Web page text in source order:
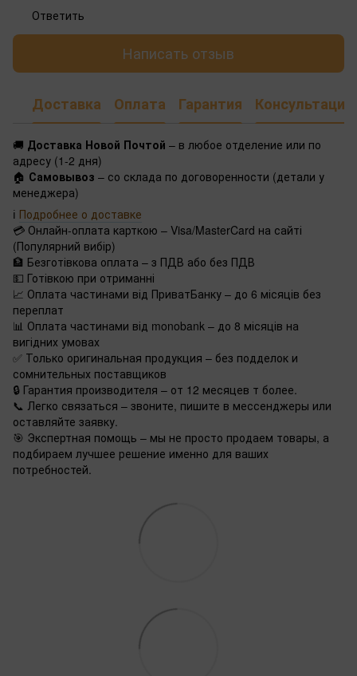
Ответить
Написать отзыв
Доставка Оплата Гарантия Консультация
🚚 Доставка Новой Почтой – в любое отделение или по
адресу (1-2 дня)
🏠 Самовывоз – со склада по договоренности (детали у
менеджера)
ℹ️ Подробнее о доставке
💳 Онлайн-оплата карткою – Visa/MasterCard на сайті
(Популярний вибір)
🏦 Безготівкова оплата – з ПДВ або без ПДВ
💵 Готівкою при отриманні
📈 Оплата частинами від ПриватБанку – до 6 місяців без
переплат
📊 Оплата частинами від monobank – до 8 місяців на
вигідних умовах
✅ Только оригинальная продукция – без подделок и
сомнительных поставщиков
🔒 Гарантия производителя – от 12 месяцев т более.
📞 Легко связаться – звоните, пишите в мессенджеры или
оставляйте заявку.
🎯 Экспертная помощь – мы не просто продаем товары, а
подбираем лучшее решение именно для ваших
потребностей.